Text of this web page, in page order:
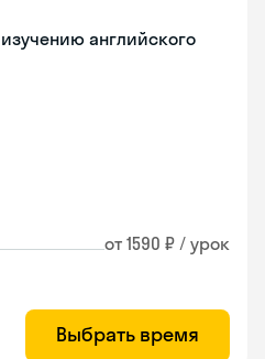
английского
от 1590 ₽ / урок
Выбрать время